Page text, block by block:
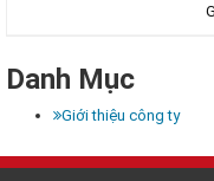
Danh Mục
Giới thiệu công ty